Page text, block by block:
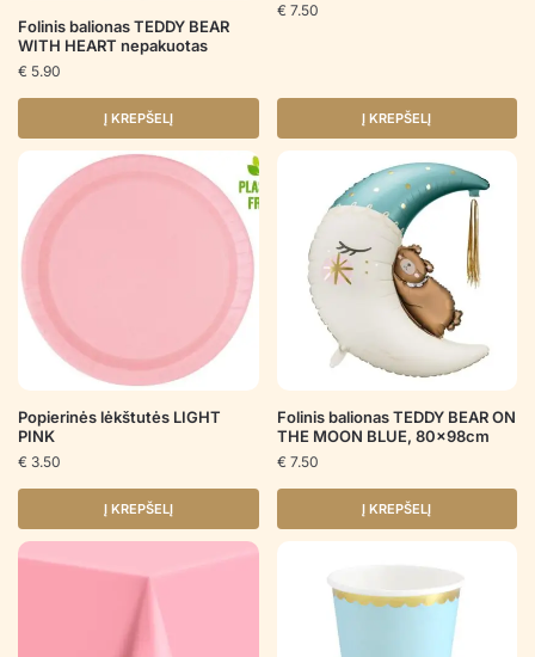
Folinis balionas TEDDY BEAR
WITH HEART nepakuotas
€ 5.90
Į KREPŠELĮ
€ 7.50
Į KREPŠELĮ
Popierinės lėkštutės LIGHT
PINK
€ 3.50
Į KREPŠELĮ
Folinis balionas TEDDY BEAR ON
THE MOON BLUE, 80x98cm
€ 7.50
Į KREPŠELĮ